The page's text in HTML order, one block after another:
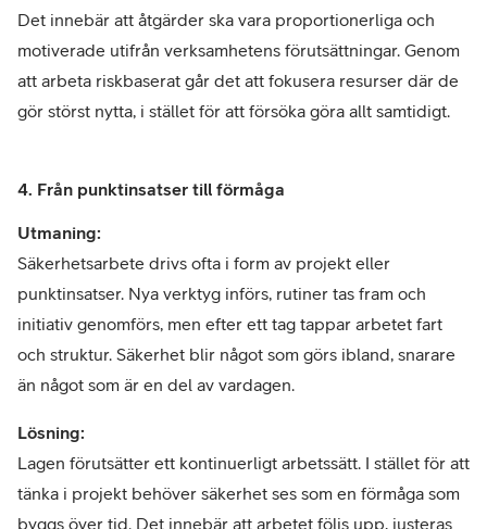
Det innebär att åtgärder ska vara proportionerliga och
motiverade utifrån verksamhetens förutsättningar. Genom
att arbeta riskbaserat går det att fokusera resurser där de
gör störst nytta, i stället för att försöka göra allt samtidigt.
4. Från punktinsatser till förmåga
Utmaning:
Säkerhetsarbete drivs ofta i form av projekt eller
punktinsatser. Nya verktyg införs, rutiner tas fram och
initiativ genomförs, men efter ett tag tappar arbetet fart
och struktur. Säkerhet blir något som görs ibland, snarare
än något som är en del av vardagen.
Lösning:
Lagen förutsätter ett kontinuerligt arbetssätt. I stället för att
tänka i projekt behöver säkerhet ses som en förmåga som
byggs över tid. Det innebär att arbetet följs upp, justeras